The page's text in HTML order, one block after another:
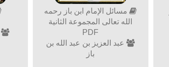
مسائل الإمام ابن باز رحمه
الله تعالى المجموعة الثانية
PDF
عبد العزيز بن عبد الله بن
باز